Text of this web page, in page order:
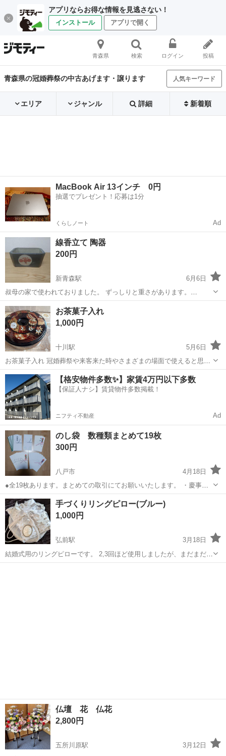
アプリならお得な情報を見逃さない！
インストール アプリで開く
青森県 検索 ログイン 投稿
青森県の冠婚葬祭の中古あげます・譲ります 人気キーワード
エリア ジャンル 詳細 新着順
MacBook Air 13インチ 0円
抽選でプレゼント！応募は1分
くらしノート Ad
線香立て 陶器
200円
新青森駅
6月6日
叔母の家で使われておりました。 ずっしりと重さがあります。
10.5×15×高さ6.5cm お引き渡しは青森市でお願いいたします。 時々弘
前市方面の実家に参ります。 タイミングが合いましたら、国道７号線
沿いのセブンイ...
青森 青森市 新青森駅
お茶菓子入れ
1,000円
十川駅
5月6日
お茶菓子入れ 冠婚葬祭や来客来た時やさまざまの場面で使えると思い
ます 税込み1000円でお売りします お譲りします 即対応可能です お気
軽にお問い合わせください
青森 五所川原市 十川駅 冠婚葬祭 菓子
【格安物件多数✨】家賃4万円以下多数
【保証人ナシ】賃貸物件多数掲載！
ニフティ不動産 Ad
のし袋 数種類まとめて19枚
300円
八戸市
4月18日
●全19枚あります。まとめての取引にてお願いいたします。 ・慶事一
般(２種類あり。合計１１枚) ・お祝い３枚 ・弔事一般 １枚 ・御霊
前 ４枚 ●現況でのお譲りとなります。未使用中古です。もちろん中
身は入っておりま...
青森 八戸市 冠婚葬祭 のし袋
手づくりリングピロー(ブルー)
1,000円
弘前駅
3月18日
結婚式用のリングピローです。 2,3回ほど使用しましたが、まだまだき
れいです。 色は優しいブルー系です。
仏壇 花 仏花
2,800円
五所川原駅
3月12日